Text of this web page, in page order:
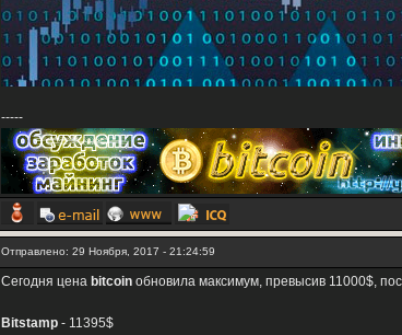
-----
Отправлено: 29 Ноября, 2017 - 21:24:59
Сегодня цена bitcoin обновила максимум, превысив 11000$,
Bitstamp - 11395$